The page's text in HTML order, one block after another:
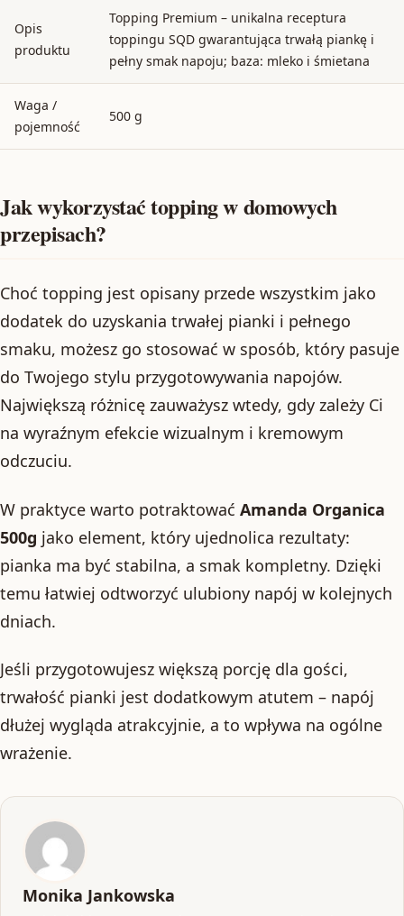
Opis
produktu
Topping Premium – unikalna receptura
toppingu SQD gwarantująca trwałą piankę i
pełny smak napoju; baza: mleko i śmietana
Waga /
pojemność
500 g
Jak wykorzystać topping w domowych
przepisach?
Choć topping jest opisany przede wszystkim jako
dodatek do uzyskania trwałej pianki i pełnego
smaku, możesz go stosować w sposób, który pasuje
do Twojego stylu przygotowywania napojów.
Największą różnicę zauważysz wtedy, gdy zależy Ci
na wyraźnym efekcie wizualnym i kremowym
odczuciu.
W praktyce warto potraktować Amanda Organica
500g jako element, który ujednolica rezultaty:
pianka ma być stabilna, a smak kompletny. Dzięki
temu łatwiej odtworzyć ulubiony napój w kolejnych
dniach.
Jeśli przygotowujesz większą porcję dla gości,
trwałość pianki jest dodatkowym atutem – napój
dłużej wygląda atrakcyjnie, a to wpływa na ogólne
wrażenie.
Monika Jankowska